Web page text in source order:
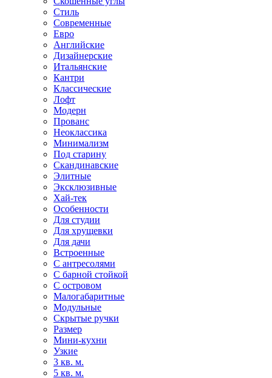
Стиль
Современные
Евро
Английские
Дизайнерские
Итальянские
Кантри
Классические
Лофт
Модерн
Прованс
Неоклассика
Минимализм
Под старину
Скандинавские
Элитные
Эксклюзивные
Хай-тек
Особенности
Для студии
Для хрущевки
Для дачи
Встроенные
С антресолями
С барной стойкой
С островом
Малогабаритные
Модульные
Скрытые ручки
Размер
Мини-кухни
Узкие
3 кв. м.
5 кв. м.